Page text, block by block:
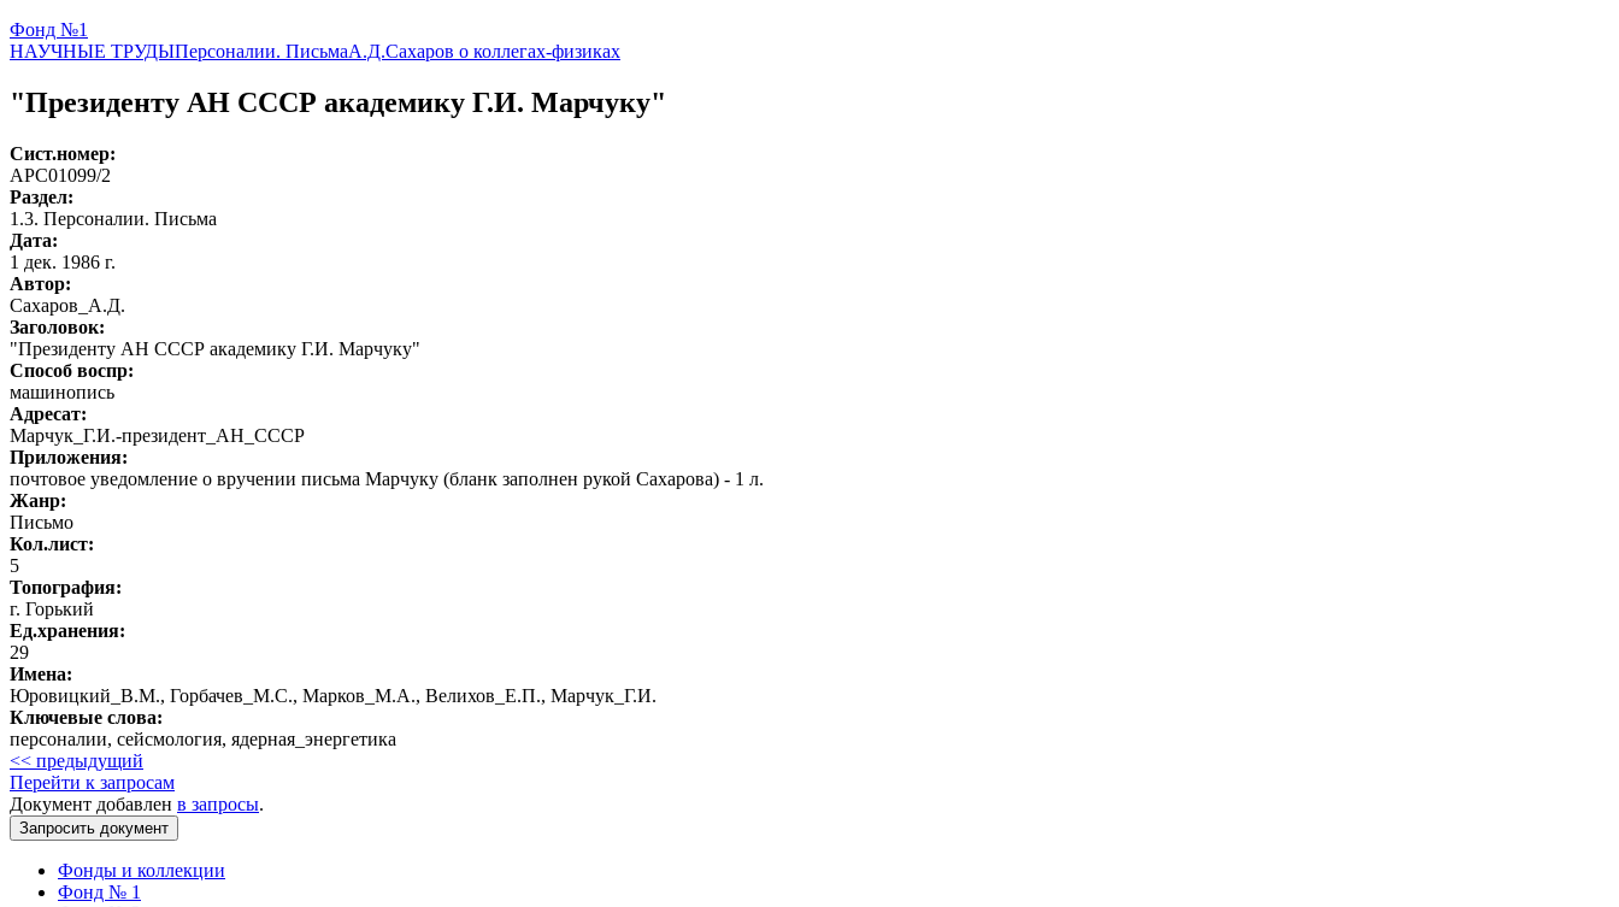
Фонд №1
НАУЧНЫЕ ТРУДЫПерсоналии. ПисьмаА.Д.Сахаров о коллегах-физиках
"Президенту АН СССР академику Г.И. Марчуку"
Сист.номер:
АРС01099/2
Раздел:
1.3. Персоналии. Письма
Дата:
1 дек. 1986 г.
Автор:
Сахаров_А.Д.
Заголовок:
"Президенту АН СССР академику Г.И. Марчуку"
Способ воспр:
машинопись
Адресат:
Марчук_Г.И.-президент_АН_СССР
Приложения:
почтовое уведомление о вручении письма Марчуку (бланк заполнен рукой Сахарова) - 1 л.
Жанр:
Письмо
Кол.лист:
5
Топография:
г. Горький
Ед.хранения:
29
Имена:
Юровицкий_В.М., Горбачев_М.С., Марков_М.А., Велихов_Е.П., Марчук_Г.И.
Ключевые слова:
персоналии, сейсмология, ядерная_энергетика
<< предыдущий
Перейти к запросам
Документ добавлен в запросы.
Фонды и коллекции
Фонд № 1